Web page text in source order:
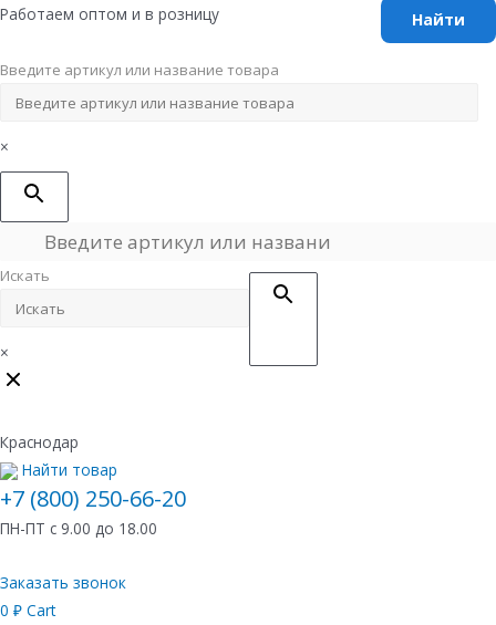
Перейти
содержимому
Работаем оптом и в розницу
Введите артикул или название товара
×
Искать
×
Краснодар
Найти товар
+7 (800) 250-66-20
ПН-ПТ с 9.00 до 18.00
Заказать звонок
0 ₽ Cart